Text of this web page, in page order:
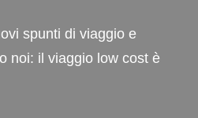
spunti di viaggio e
noi: il viaggio low cost è